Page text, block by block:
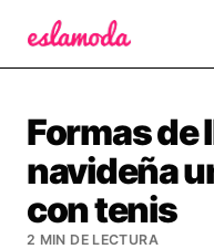
Formas de
navideña
con tenis
2 MIN DE LECTURA